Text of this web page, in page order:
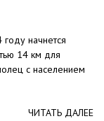
начнется
14 км для
с населением
ЧИТАТЬ ДАЛЕЕ